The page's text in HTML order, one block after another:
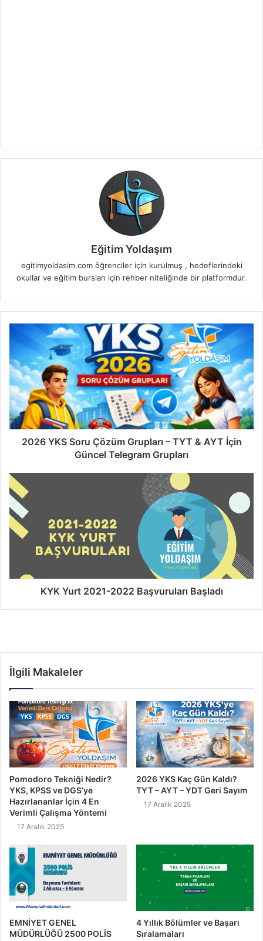
Eğitim Yoldaşım
egitimyoldasim.com öğrenciler için kurulmuş , hedeflerindeki
okullar ve eğitim bursları için rehber niteliğinde bir platformdur.
2026 YKS Soru Çözüm Grupları – TYT & AYT İçin
Güncel Telegram Grupları
KYK Yurt 2021-2022 Başvuruları Başladı
İlgili Makaleler
Pomodoro Tekniği Nedir?
YKS, KPSS ve DGS’ye
Hazırlananlar İçin 4 En
Verimli Çalışma Yöntemi
17 Aralık 2025
2026 YKS Kaç Gün Kaldı?
TYT – AYT – YDT Geri Sayım
17 Aralık 2025
EMNİYET GENEL
MÜDÜRLÜĞÜ 2500 POLİS
4 Yıllık Bölümler ve Başarı
Sıralamaları